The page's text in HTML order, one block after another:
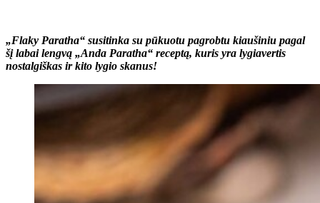
„Flaky Paratha“ susitinka su pūkuotu pagrobtu kiaušiniu pagal
šį labai lengvą „Anda Paratha“ receptą, kuris yra lygiavertis
nostalgiškas ir kito lygio skanus!